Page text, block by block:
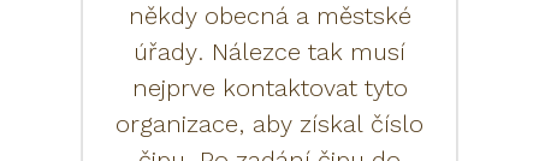
někdy obecná a městské
úřady. Nálezce tak musí
nejprve kontaktovat tyto
organizace, aby získal číslo